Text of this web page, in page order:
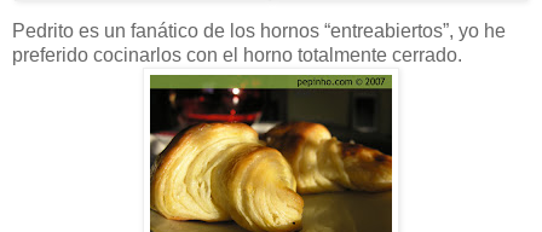
Pedrito es un fanático de los hornos “entreabiertos”, yo he
preferido cocinarlos con el horno totalmente cerrado.